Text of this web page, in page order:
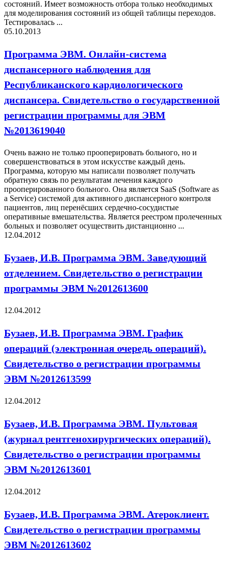
состояний. Имеет возможность отбора только необходимых
для моделирования состояний из общей таблицы переходов.
Тестировалась ...
05.10.2013
Программа ЭВМ. Онлайн-система
диспансерного наблюдения для
Республиканского кардиологического
диспансера. Свидетельство о государственной
регистрации программы для ЭВМ
№2013619040
Очень важно не только прооперировать больного, но и
совершенствоваться в этом искусстве каждый день.
Программа, которую мы написали позволяет получать
обратную связь по результатам лечения каждого
прооперированного больного. Она является SaaS (Software as
a Service) системой для активного диспансерного контроля
пациентов, лиц перенёсших сердечно-сосудистые
оперативные вмешательства. Является реестром пролеченных
больных и позволяет осуществить дистанционно ...
12.04.2012
Бузаев, И.В. Программа ЭВМ. Заведующий
отделением. Свидетельство о регистрации
программы ЭВМ №2012613600
12.04.2012
Бузаев, И.В. Программа ЭВМ. График
операций (электронная очередь операций).
Свидетельство о регистрации программы
ЭВМ №2012613599
12.04.2012
Бузаев, И.В. Программа ЭВМ. Пультовая
(журнал рентгенохирургических операций).
Свидетельство о регистрации программы
ЭВМ №2012613601
12.04.2012
Бузаев, И.В. Программа ЭВМ. Атероклиент.
Свидетельство о регистрации программы
ЭВМ №2012613602